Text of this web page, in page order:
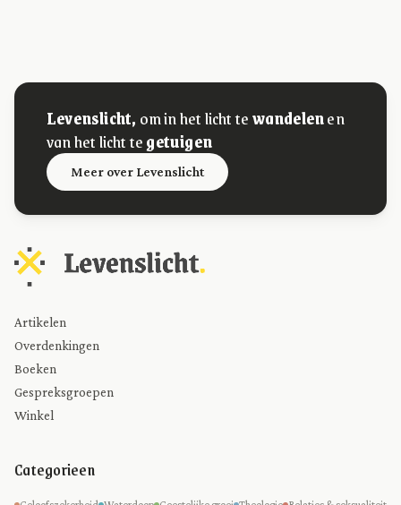
Levenslicht, om in het licht tewandelenen
van het licht tegetuigen
Meer over Levenslicht
Artikelen
Overdenkingen
Boeken
Gespreksgroepen
Winkel
Categorieen